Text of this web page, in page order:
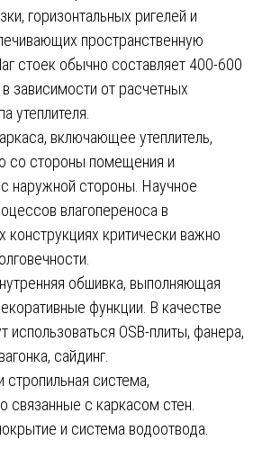
горизонтальных ригелей и
пространственную
стоек обычно составляет 400-600
зависимости от расчетных
утеплителя.
включающее утеплитель,
со стороны помещения и
наружной стороны. Научное
влагопереноса в
конструкциях критически важно
обшивка, выполняющая
функции. В качестве
использоваться OSB-плиты, фанера,
сайдинг.
система,
связанные с каркасом стен.
и система водоотвода.